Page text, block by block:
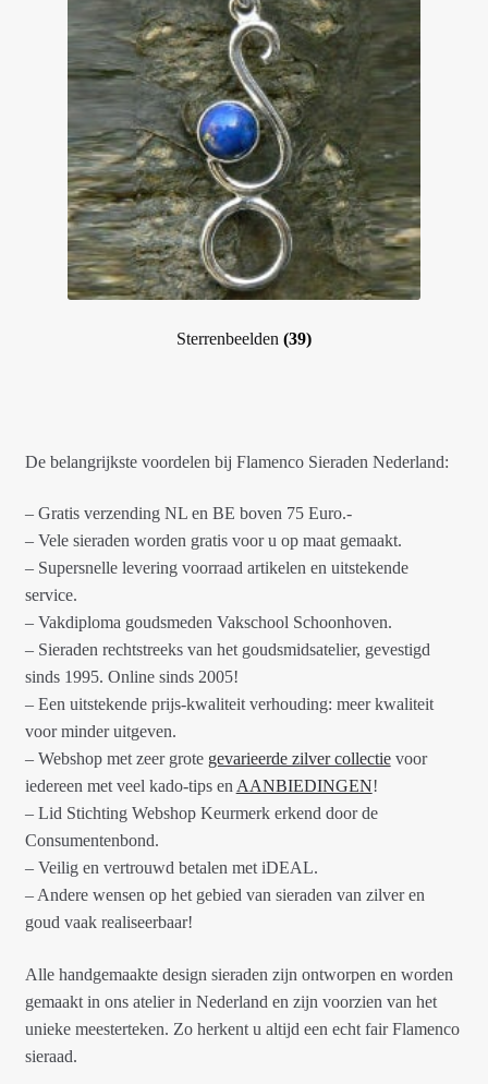
Sterrenbeelden (39)
De belangrijkste voordelen bij Flamenco Sieraden Nederland:
– Gratis verzending NL en BE boven 75 Euro.-
– Vele sieraden worden gratis voor u op maat gemaakt.
– Supersnelle levering voorraad artikelen en uitstekende
service.
– Vakdiploma goudsmeden Vakschool Schoonhoven.
– Sieraden rechtstreeks van het goudsmidsatelier, gevestigd
sinds 1995. Online sinds 2005!
– Een uitstekende prijs-kwaliteit verhouding: meer kwaliteit
voor minder uitgeven.
– Webshop met zeer grote gevarieerde zilver collectievoor
iedereen met veel kado-tips en AANBIEDINGEN!
– Lid Stichting Webshop Keurmerk erkend door de
Consumentenbond.
– Veilig en vertrouwd betalen met iDEAL.
– Andere wensen op het gebied van sieraden van zilver en
goud vaak realiseerbaar!
Alle handgemaakte design sieraden zijn ontworpen en worden
gemaakt in ons atelier in Nederland en zijn voorzien van het
unieke meesterteken. Zo herkent u altijd een echt fair Flamenco
sieraad.